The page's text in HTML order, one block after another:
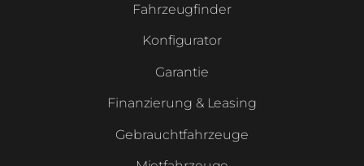
Fahrzeugfinder
Konfigurator
Garantie
Finanzierung & Leasing
Gebrauchtfahrzeuge